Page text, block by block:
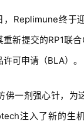
Replimune终于
重新提交的RP1联
可申请（BLA）。
佛一剂强心针，为
注入了新的生机